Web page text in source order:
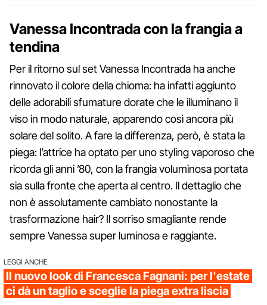
Vanessa Incontrada con la frangia a
tendina
Per il ritorno sul set Vanessa Incontrada ha anche
rinnovato il colore della chioma: ha infatti aggiunto
delle adorabili sfumature dorate che le illuminano il
viso in modo naturale, apparendo così ancora più
solare del solito. A fare la differenza, però, è stata la
piega: l’attrice ha optato per uno styling vaporoso che
ricorda gli anni ’80, con la frangia voluminosa portata
sia sulla fronte che aperta al centro. Il dettaglio che
non è assolutamente cambiato nonostante la
trasformazione hair? Il sorriso smagliante rende
sempre Vanessa super luminosa e raggiante.
LEGGI ANCHE
Il nuovo look di Francesca Fagnani: per l'estate
ci dà un taglio e sceglie la piega extra liscia